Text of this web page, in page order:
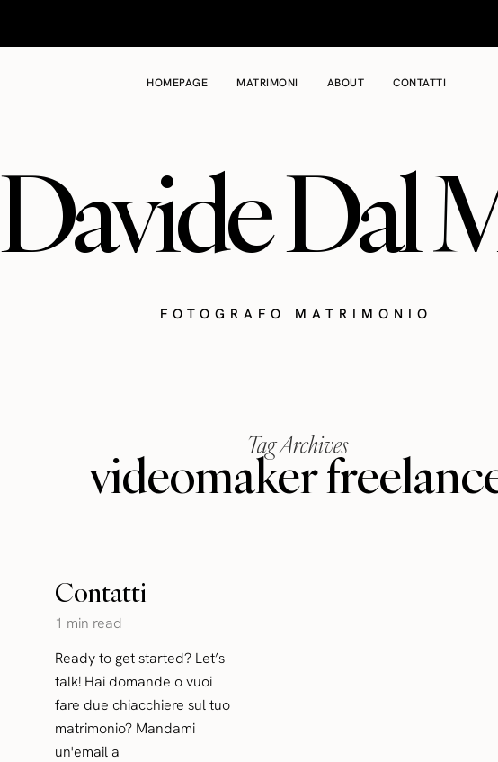
HOMEPAGE MATRIMONI ABOUT CONTATTI
Davide Dal
FOTOGRAFO MATRIMONIO
Tag Archives
videomaker
Contatti
1 min read
Ready to get started? Let’s
talk! Hai domande o vuoi
fare due chiacchiere sul tuo
matrimonio? Mandami
un'email a